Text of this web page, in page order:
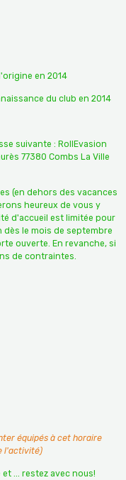
suivante : RollEvasion
77380 Combs La Ville
(en dehors des vacances
heureux de vous y
d'accueil est limitée pour
dès le mois de septembre
ouverte. En revanche, si
de contraintes.
équipés à cet horaire
l'activité)
... restez avec nous!